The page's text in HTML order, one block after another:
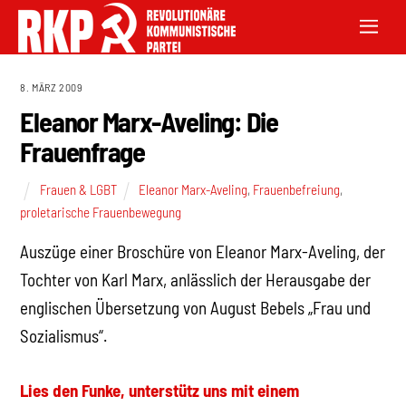
8. MÄRZ 2009
Eleanor Marx-Aveling: Die
Frauenfrage
Frauen & LGBT Eleanor Marx-Aveling, Frauenbefreiung,
proletarische Frauenbewegung
Auszüge einer Broschüre von Eleanor Marx-Aveling, der
Tochter von Karl Marx, anlässlich der Herausgabe der
englischen Übersetzung von August Bebels „Frau und
Sozialismus“.
Lies den Funke, unterstütz uns mit einem